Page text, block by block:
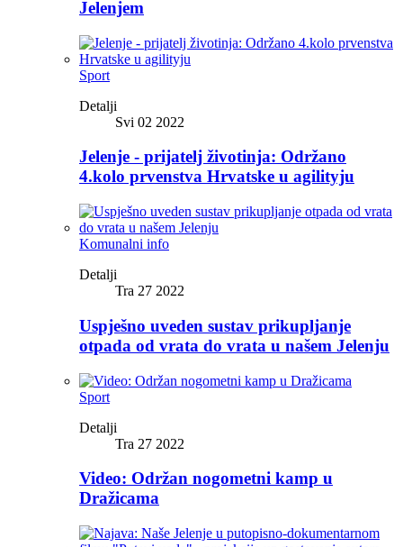
Jelenjem
Sport
Detalji
Svi 02 2022
Jelenje - prijatelj životinja: Održano
4.kolo prvenstva Hrvatske u agilityju
Komunalni info
Detalji
Tra 27 2022
Uspješno uveden sustav prikupljanje
otpada od vrata do vrata u našem Jelenju
Sport
Detalji
Tra 27 2022
Video: Održan nogometni kamp u
Dražicama